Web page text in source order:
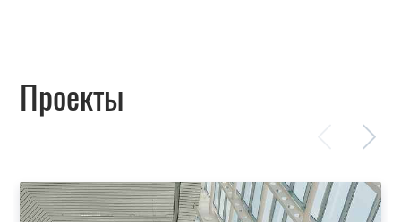
Проекты